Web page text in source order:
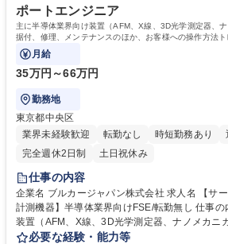
ポートエンジニア
主に半導体業界向け装置（AFM、X線、3D光学測定器、
据付、修理、メンテナンスのほか、お客様への操作方法
す。
月給
35万円～66万円
勤務地
東京都中央区
業界未経験歓迎
転勤なし 時短勤務あり
完全週休2日制
土日祝休み
仕事の内容
企業名 ブルカージャパン株式会社 求人名 【サービスエンジニア/ナノ表面
計測機器】半導体業界向けFSE/転勤無し 仕事の内容 主に半導体業界向け
装置（AFM、X線、3D光学測定器、ナノメカニ
修理、メンテナンスのほか、お客様への操作方
必要な経験・能力等